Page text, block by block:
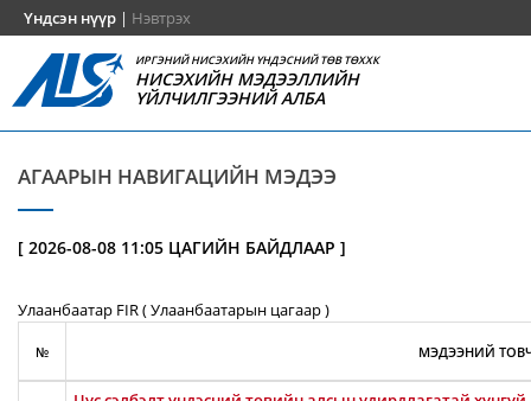
Үндсэн нүүр | Нэвтрэх
ИРГЭНИЙ НИСЭХИЙН ҮНДЭСНИЙ ТӨВ ТӨХХК
НИСЭХИЙН МЭДЭЭЛЛИЙН
ҮЙЛЧИЛГЭЭНИЙ АЛБА
АГААРЫН НАВИГАЦИЙН МЭДЭЭ
[ 2026-08-08 11:05 ЦАГИЙН БАЙДЛААР ]
Улаанбаатар FIR ( Улаанбаатарын цагаар )
№ МЭДЭЭНИЙ